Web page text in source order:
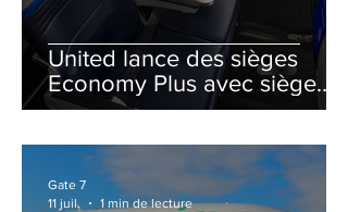
United lance des sièges
Economy Plus avec siège
central neutralisé
Gate 7
11 juil.
1 min de lecture